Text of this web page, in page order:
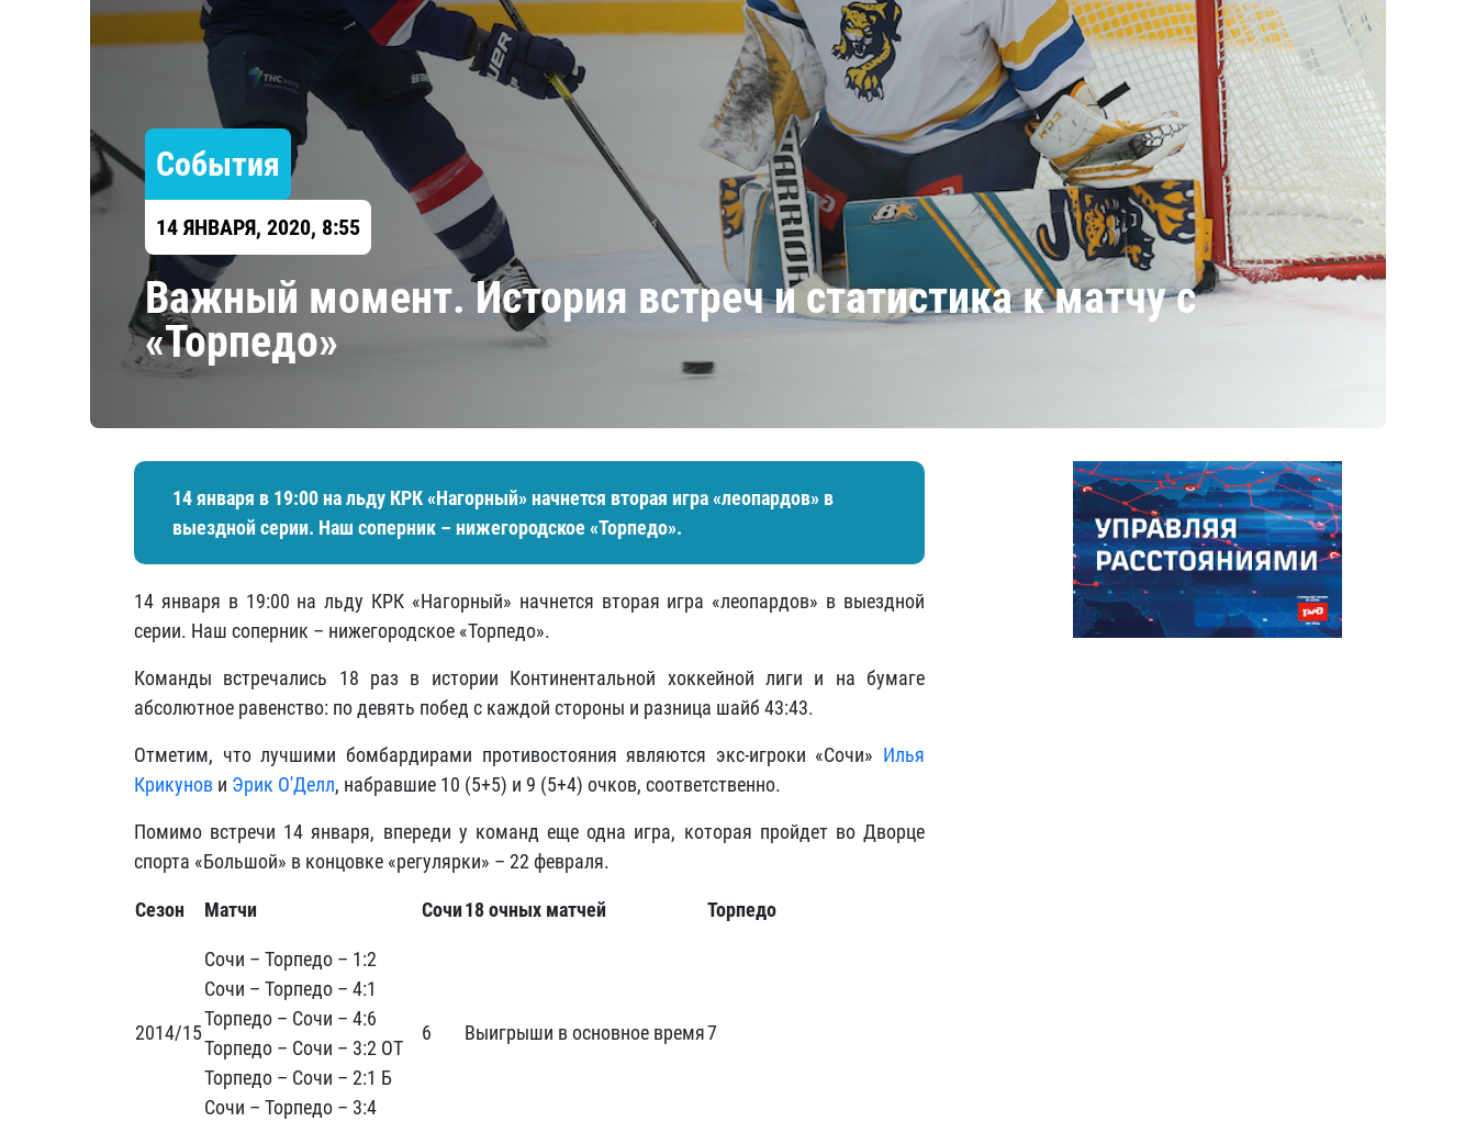
Локомотив
ЦСКА
Шанхайские Драконы
Амур
Барыс
Салават Юлаев
Сибирь
События
14 ЯНВАРЯ, 2020, 8:55
Важный момент. История встреч и статистика к матчу с
«Торпедо»
14 января в 19:00 на льду КРК «Нагорный» начнется вторая игра «леопардов» в
выездной серии. Наш соперник – нижегородское «Торпедо».
14 января в 19:00 на льду КРК «Нагорный» начнется вторая игра «леопардов» в выездной
серии. Наш соперник – нижегородское «Торпедо».
Команды встречались 18 раз в истории Континентальной хоккейной лиги и на бумаге
абсолютное равенство: по девять побед с каждой стороны и разница шайб 43:43.
Отметим, что лучшими бомбардирами противостояния являются экс-игроки «Сочи» Илья
Крикунов и Эрик О'Делл, набравшие 10 (5+5) и 9 (5+4) очков, соответственно.
Помимо встречи 14 января, впереди у команд еще одна игра, которая пройдет во Дворце
спорта «Большой» в концовке «регулярки» – 22 февраля.
Сезон Матчи Сочи18очных матчей Торпедо
2014/15
Сочи – Торпедо – 1:2
Сочи – Торпедо – 4:1
Торпедо – Сочи – 4:6
Торпедо – Сочи – 3:2 ОТ
Торпедо – Сочи – 2:1 Б
Сочи – Торпедо – 3:4
6 Выигрыши в основное время7